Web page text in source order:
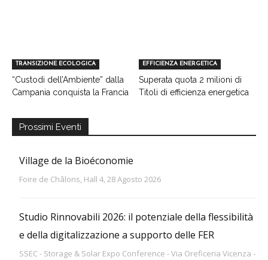
TRANSIZIONE ECOLOGICA
“Custodi dell’Ambiente” dalla
Campania conquista la Francia
EFFICIENZA ENERGETICA
Superata quota 2 milioni di
Titoli di efficienza energetica
Prossimi Eventi
Village de la Bioéconomie
Foire de Châlons, Hall 4, 28 Agosto 2026
Studio Rinnovabili 2026: il potenziale della flessibilità
e della digitalizzazione a supporto delle FER
SSEC - Storage & Solar Expo Conference - Via Oreficeria Vicenza -